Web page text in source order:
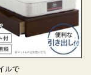
ルで